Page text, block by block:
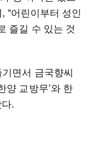
, “어린이부터 성인
즐길 수 있는 것
기면서 금국향씨
양 교방무’와 한
다.